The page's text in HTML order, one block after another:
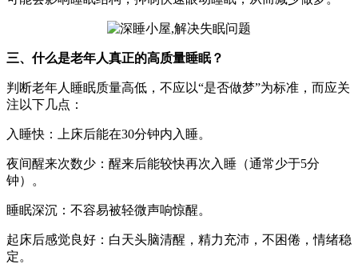
三、什么是老年人真正的高质量睡眠？
判断老年人睡眠质量高低，不应以“是否做梦”为标准，而应关
注以下几点：
入睡快：上床后能在30分钟内入睡。
夜间醒来次数少：醒来后能较快再次入睡（通常少于5分
钟）。
睡眠深沉：不容易被轻微声响惊醒。
起床后感觉良好：白天头脑清醒，精力充沛，不困倦，情绪稳
定。